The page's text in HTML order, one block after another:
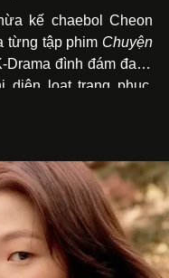
kế chaebol Cheon
từng tập phim Chuyện
Drama đình đám đang
diện loạt trang phục,
với địa vị trên màn